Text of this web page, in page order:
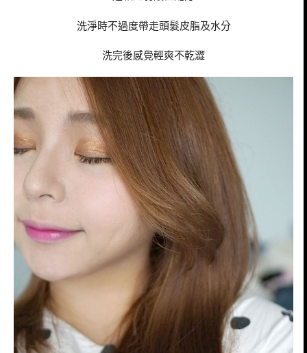
洗淨時不過度帶走頭髮皮脂及水分
洗完後感覺輕爽不乾澀